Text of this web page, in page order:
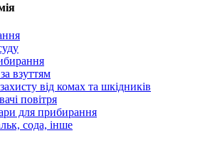
взуттям
від комах та шкідників
повітря
для прибирання
сода, інше